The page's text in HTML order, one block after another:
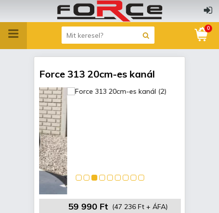
0
Force 313 20cm-es kanál
59 990 Ft (47 236 Ft + ÁFA)